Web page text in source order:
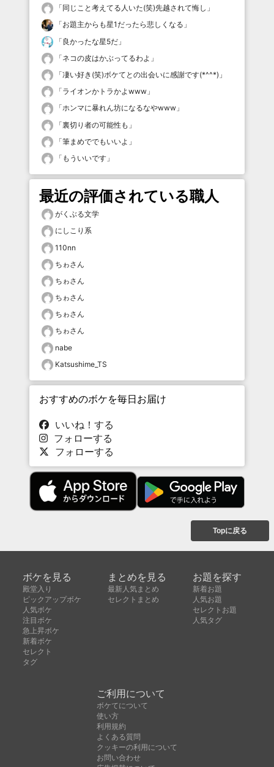
「同じこと考えてる人いた(笑)先越されて悔し 」
「お題主からも星1だったら悲しくなる 」
「 良かったな星5だ 」
「ネコの皮はかぶってるわよ 」
「凄い好き(笑)ボケてとの出会いに感謝です(*^^*) 」
「ライオンかトラかよwww 」
「ホンマに暴れん坊になるなやwww 」
「裏切り者の可能性も 」
「筆まめででもいいよ 」
「 もういいです 」
最近の評価されている職人
がくぶる文学
にしこり系
110nn
ちゎさん
ちゎさん
ちゎさん
ちゎさん
ちゎさん
nabe
Katsushime_TS
おすすめのボケを毎日お届け
いいね！する
フォローする
フォローする
Topに戻る
ボケを見る
殿堂入り
ピックアップボケ
人気ボケ
注目ボケ
急上昇ボケ
新着ボケ
セレクト
タグ
まとめを見る
最新人気まとめ
セレクトまとめ
お題を探す
新着お題
人気お題
セレクトお題
人気タグ
ご利用について
ボケてについて
使い方
利用規約
よくある質問
クッキーの利用について
お問い合わせ